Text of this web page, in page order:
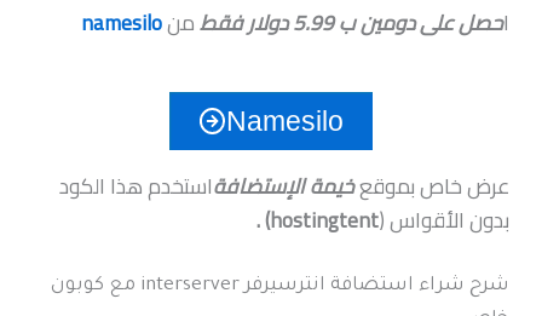
احصل على دومين ب 5.99 دولار فقط منnamesilo
Namesilo
عرض خاص بموقعخيمة الإستضافةاستخدم هذا الكود
بدون الأقواس (hostingtent) .
شرح شراء استضافة انترسيرفر interserver مع كوبون